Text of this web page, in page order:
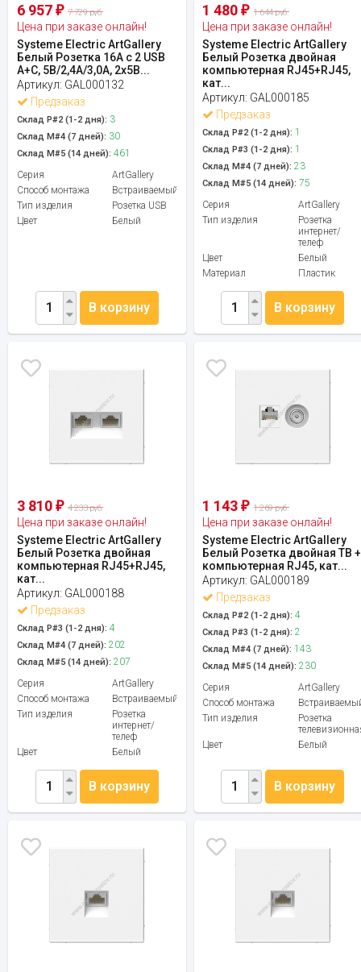
6 957 ₽ 7 729 руб.
Цена при заказе онлайн!
Systeme Electric ArtGallery
Белый Розетка 16А с 2 USB
A+C, 5В/2,4А/3,0А, 2х5В...
Артикул: GAL000132
Предзаказ
Склад Р#2 (1-2 дня): 3
Склад М#4 (7 дней): 30
Склад М#5 (14 дней): 461
Серия
ArtGallery
Способ монтажа
Встраиваемый
Тип изделия
Розетка USB
Цвет
Белый
В корзину
1 480₽ 1 644 руб.
Цена при заказе онлайн!
Systeme Electric ArtGallery
Белый Розетка двойная
компьютерная RJ45+RJ45,
кат...
Артикул: GAL000185
Предзаказ
Склад Р#2 (1-2 дня): 1
Склад Р#3 (1-2 дня): 1
Склад М#4 (7 дней): 23
Склад М#5 (14 дней): 75
Серия
ArtGallery
Тип изделия
Розетка
интернет/
телеф
Цвет
Белый
Материал
Пластик
В корзину
3 810 ₽ 4 233 руб.
Цена при заказе онлайн!
Systeme Electric ArtGallery
Белый Розетка двойная
компьютерная RJ45+RJ45,
кат...
Артикул: GAL000188
Предзаказ
Склад Р#3 (1-2 дня): 4
Склад М#4 (7 дней): 202
Склад М#5 (14 дней): 207
Серия
ArtGallery
Способ монтажа
Встраиваемый
Тип изделия
Розетка
интернет/
телеф
Цвет
Белый
В корзину
1 143₽ 1 269 руб.
Цена при заказе онлайн!
Systeme Electric ArtGallery
Белый Розетка двойная ТВ +
компьютерная RJ45, кат...
Артикул: GAL000189
Предзаказ
Склад Р#2 (1-2 дня): 4
Склад Р#3 (1-2 дня): 2
Склад М#4 (7 дней): 143
Склад М#5 (14 дней): 230
Серия
ArtGallery
Способ монтажа
Тип изделия
Розетка
Цвет
Белый
В корзину